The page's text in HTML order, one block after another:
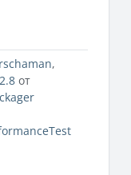
,
от